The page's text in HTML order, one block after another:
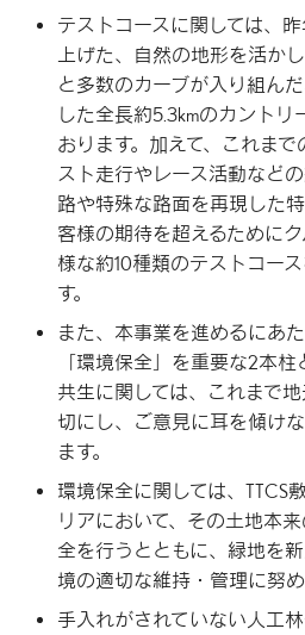
テストコースに関しては、
上げた、自然の地形を活か
と多数のカーブが入り組ん
した全長約5.3kmのカントリ
おります。加えて、これま
スト走行やレース活動など
路や特殊な路面を再現した
客様の期待を超えるために
様な約10種類のテストコー
す。
また、本事業を進めるにあ
「環境保全」を重要な2本
共生に関しては、これまで
切にし、ご意見に耳を傾け
ます。
環境保全に関しては、TTCS
リアにおいて、その土地本
全を行うとともに、緑地を
境の適切な維持・管理に努め
手入れがされていない人工